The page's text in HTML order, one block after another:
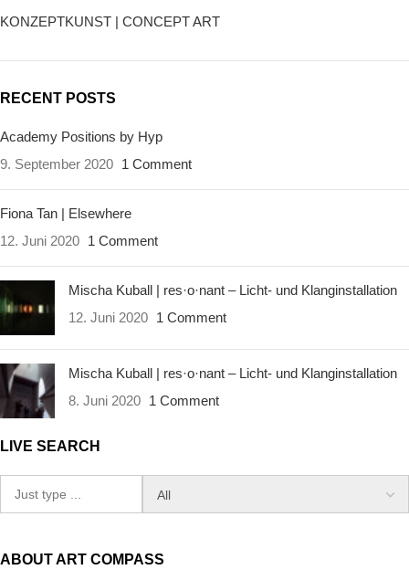
KONZEPTKUNST | CONCEPT ART
RECENT POSTS
Academy Positions by Hyp
9. September 2020 1 Comment
Fiona Tan | Elsewhere
12. Juni 2020 1 Comment
Mischa Kuball | res·o·nant – Licht- und Klanginstallation
12. Juni 2020 1 Comment
Mischa Kuball | res·o·nant – Licht- und Klanginstallation
8. Juni 2020 1 Comment
LIVE SEARCH
ABOUT ART COMPASS